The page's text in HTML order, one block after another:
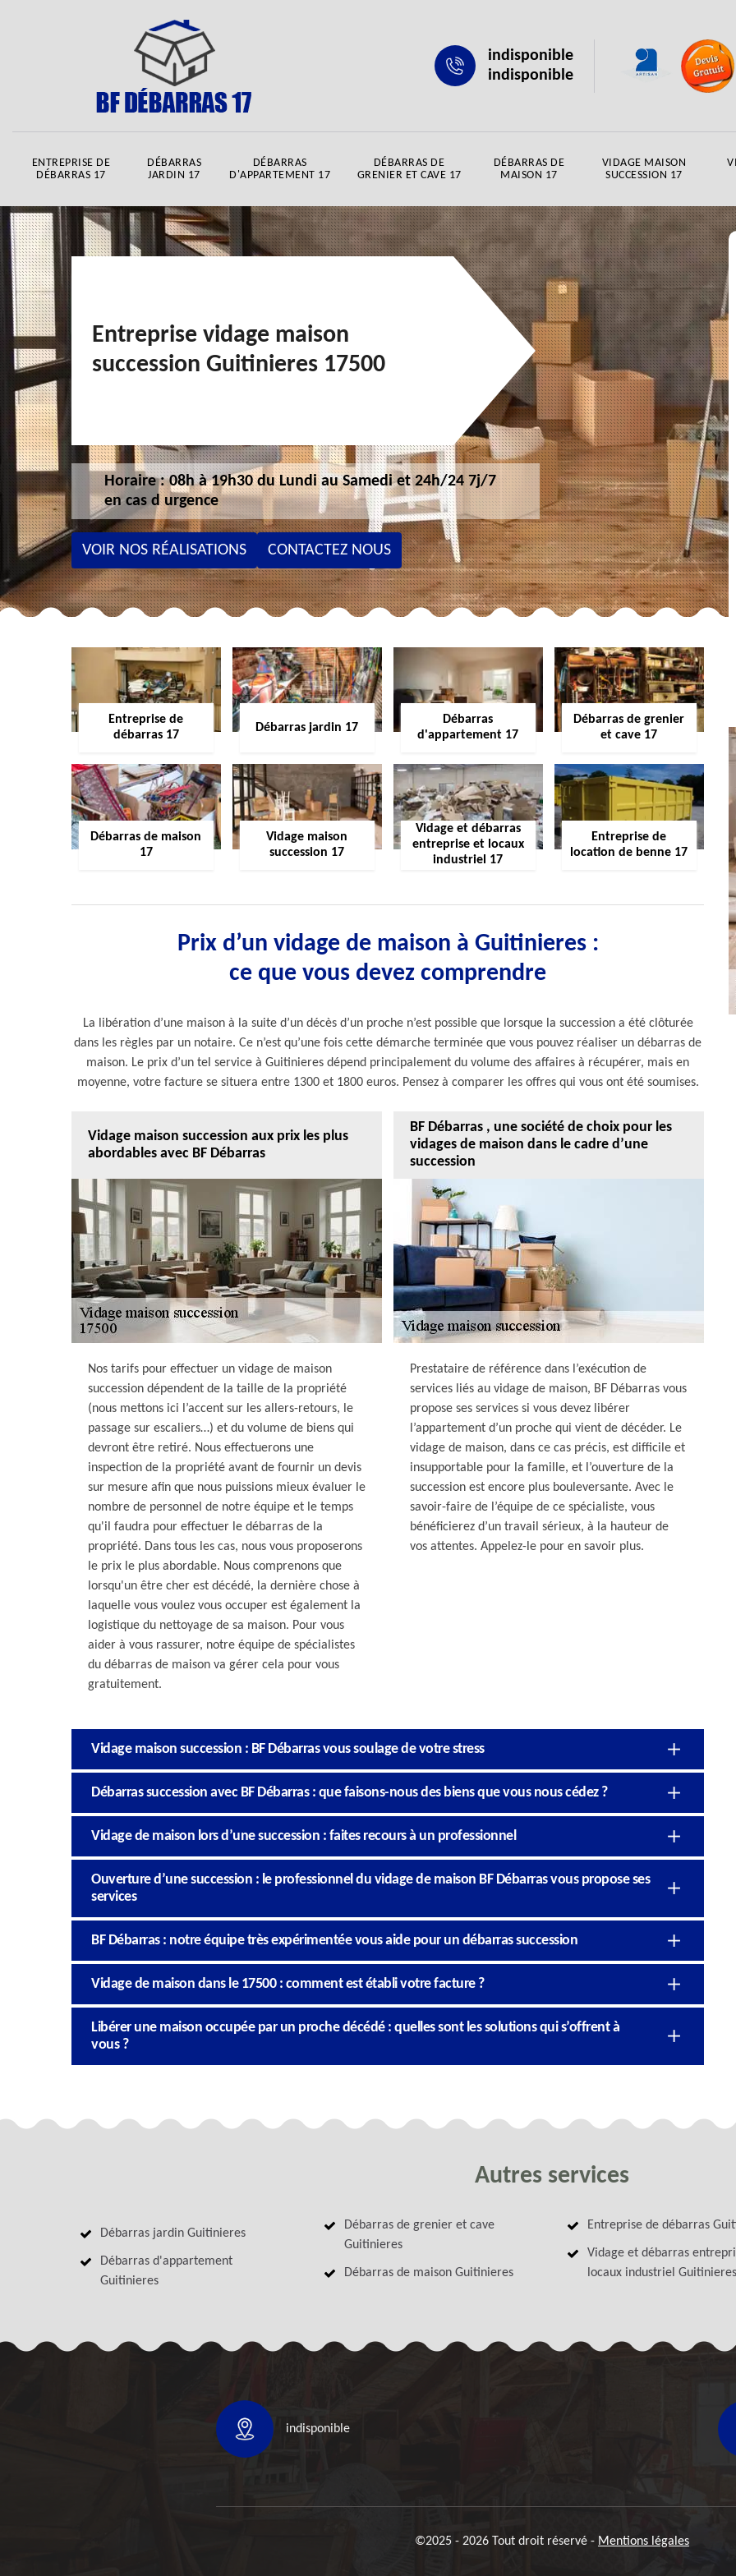
indisponible
indisponible
ENTREPRISE DE
DÉBARRAS 17
DÉBARRAS
JARDIN 17
DÉBARRAS
D'APPARTEMENT 17
DÉBARRAS DE
GRENIER ET CAVE 17
DÉBARRAS DE
MAISON 17
VIDAGE MAISON
SUCCESSION 17
Entreprise vidage maison
succession Guitinieres 17500
Horaire : 08h à 19h30 du Lundi au Samedi et 24h/24 7j/7
en cas d urgence
VOIR NOS RÉALISATIONS CONTACTEZ NOUS
Entreprise de
débarras 17
Débarras jardin 17
Débarras
d'appartement 17
Débarras de grenier
et cave 17
Débarras de maison
17
Vidage maison
succession 17
Vidage et débarras
entreprise et locaux
industriel 17
Entreprise de
location de benne 17
Prix d’un vidage de maison à Guitinieres :
ce que vous devez comprendre
La libération d’une maison à la suite d’un décès d’un proche n’est possible que lorsque la succession a été clôturée
dans les règles par un notaire. Ce n’est qu’une fois cette démarche terminée que vous pouvez réaliser un débarras de
maison. Le prix d’un tel service à Guitinieres dépend principalement du volume des affaires à récupérer, mais en
moyenne, votre facture se situera entre 1300 et 1800 euros. Pensez à comparer les offres qui vous ont été soumises.
Vidage maison succession aux prix les plus
abordables avec BF Débarras
Nos tarifs pour effectuer un vidage de maison
succession dépendent de la taille de la propriété
(nous mettons ici l’accent sur les allers-retours, le
passage sur escaliers…) et du volume de biens qui
devront être retiré. Nous effectuerons une
inspection de la propriété avant de fournir un devis
sur mesure afin que nous puissions mieux évaluer le
nombre de personnel de notre équipe et le temps
qu'il faudra pour effectuer le débarras de la
propriété. Dans tous les cas, nous vous proposerons
le prix le plus abordable. Nous comprenons que
lorsqu'un être cher est décédé, la dernière chose à
laquelle vous voulez vous occuper est également la
logistique du nettoyage de sa maison. Pour vous
aider à vous rassurer, notre équipe de spécialistes
du débarras de maison va gérer cela pour vous
gratuitement.
BF Débarras , une société de choix pour les
vidages de maison dans le cadre d’une
succession
Prestataire de référence dans l’exécution de
services liés au vidage de maison, BF Débarras vous
propose ses services si vous devez libérer
l’appartement d’un proche qui vient de décéder. Le
vidage de maison, dans ce cas précis, est difficile et
insupportable pour la famille, et l’ouverture de la
succession est encore plus bouleversante. Avec le
savoir-faire de l’équipe de ce spécialiste, vous
bénéficierez d’un travail sérieux, à la hauteur de
vos attentes. Appelez-le pour en savoir plus.
Vidage maison succession : BF Débarras vous soulage de votre stress
Débarras succession avec BF Débarras : que faisons-nous des biens que vous nous cédez ?
Vidage de maison lors d’une succession : faites recours à un professionnel
Ouverture d’une succession : le professionnel du vidage de maison BF Débarras vous propose ses
services
BF Débarras : notre équipe très expérimentée vous aide pour un débarras succession
Vidage de maison dans le 17500 : comment est établi votre facture ?
Libérer une maison occupée par un proche décédé : quelles sont les solutions qui s’offrent à
vous ?
Autres services
Débarras jardin Guitinieres
Débarras d'appartement
Guitinieres
Débarras de grenier et cave
Guitinieres
Débarras de maison Guitinieres
Entreprise de débarras
Vidage et débarras
locaux industriel Guitinieres
indisponible
©2025 - 2026 Tout droit réservé - Mentions légales